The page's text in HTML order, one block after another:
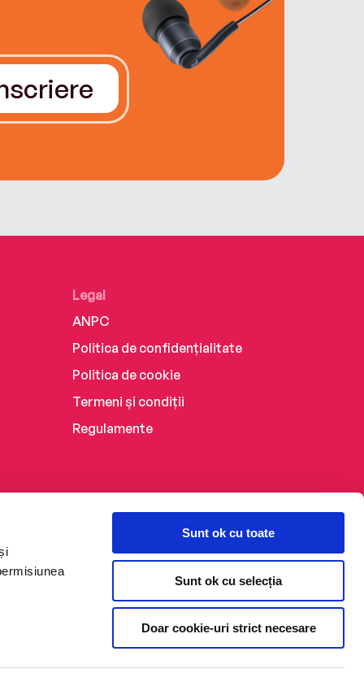
Sunt ok cu toate
Sunt ok cu selecția
Doar cookie-uri strict necesare
Legal
ANPC
Politica de confidențialitate
Politica de cookie
Termeni și condiții
Regulamente